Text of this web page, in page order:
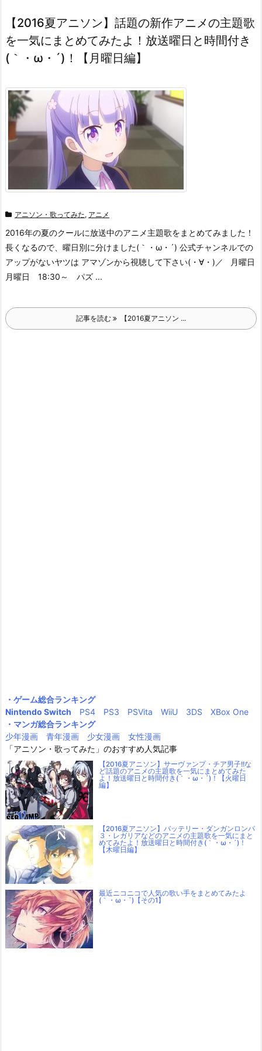
【2016夏アニソン】話題の新作アニメの主題歌
を一気にまとめてみたよ！放送曜日と時間付き
(｀・ω・´)！【月曜日編】
アニソン・歌ってみた, アニメ
2016年の夏のクールに放送中のアニメ主題歌をまとめてみました！
長くなるので、曜日別に分けました(｀・ω・´) 公式チャンネルでの
アップがないヤツは アマゾンから視聴して下さい(・∀・)／ 月曜日
月曜日 18:30～ パズ ...
記事を読む 【2016夏アニソン ...
・ゲーム総合ランキング
Nintendo Switch
PS4 PS3 PSVita WiiU 3DS
XBox One
・マンガ総合ランキング
少年漫画
青年漫画 少女漫画
女性漫画
「アニソン・歌ってみた」のおすすめ人気記事
【2016夏アニソン】サーヴァンプ・チア男子!!な
ど話題のアニメの主題歌を一気にまとめてみた
よ！放送曜日と時間付き(｀・ω・´)！【火曜日
編】
【2016夏アニソン】バッテリー・ダンガンロンパ
３・レガリアなどのアニメの主題歌を一気にまと
めてみたよ！放送曜日と時間付き(｀・ω・´)！
【木曜日編】
最近ニコニコで人気の歌い手をまとめてみたよ
(｀・ω・´)【その1】